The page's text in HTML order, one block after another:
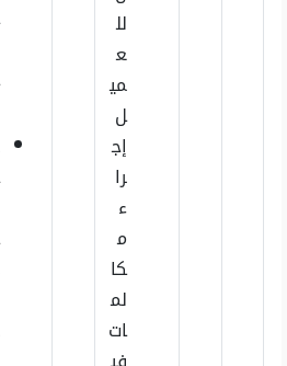
لل
ع
مي
ل
إج
را
ء
م
كا
لم
ات